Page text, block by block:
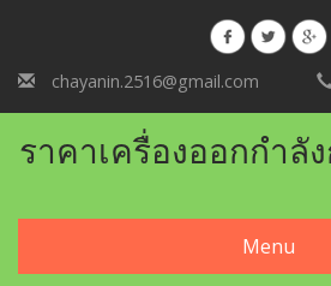
chayanin.2516@gmail.com
ราคาเครื่องออกกําลั
Menu